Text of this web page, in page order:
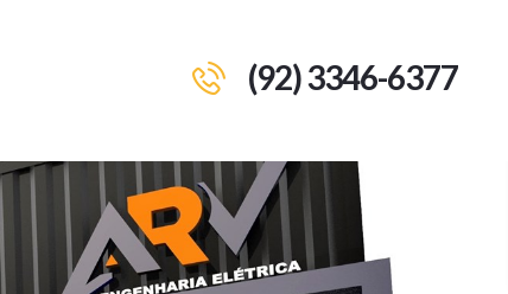
(92) 3346-6377